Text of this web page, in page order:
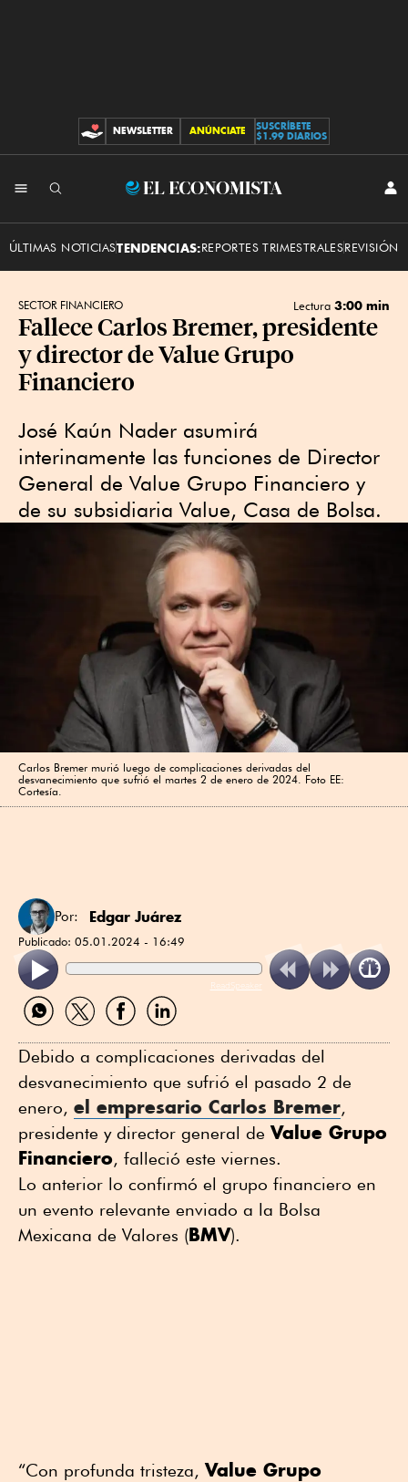
CONTRIBUCIONES
NEWSLETTER ANÚNCIATE
SUSCRÍBETE
$1.99 DIARIOS
El
ÚLTIMAS NOTICIASTENDENCIAS:REPORTES TRIMESTRALESREVISIÓN
SECTOR FINANCIERO Lectura 3:00 min
Fallece Carlos Bremer, presidente
y director de Value Grupo
Financiero
José Kaún Nader asumirá
interinamente las funciones de Director
General de Value Grupo Financiero y
de su subsidiaria Value, Casa de Bolsa.
Carlos Bremer murió luego de complicaciones derivadas del
desvanecimiento que sufrió el martes 2 de enero de 2024. Foto EE:
Cortesía.
Por: Edgar Juárez
Publicado: 05.01.2024 - 16:49
ReadSpeaker
Compartir
por
Compartir
por
Compartir
por
Compartir
por
Debido a complicaciones derivadas del
desvanecimiento que sufrió el pasado 2 de
enero, el empresario Carlos Bremer,
presidente y director general deValue Grupo
Financiero, falleció este viernes.
Lo anterior lo confirmó el grupo financiero en
un evento relevante enviado a la Bolsa
Mexicana de Valores (BMV).
“Con profunda tristeza,Value Grupo